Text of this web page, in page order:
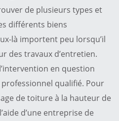
de plusieurs types et
différents biens
là importent peu lorsqu’il
des travaux d’entretien.
en question
professionnel qualifié. Pour
de toiture à la hauteur de
d’une entreprise de